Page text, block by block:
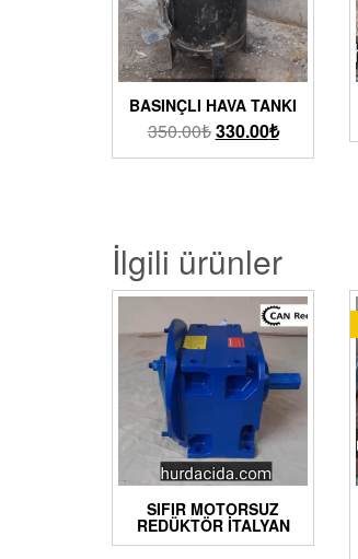
BASINÇLI HAVA TANKI
350.00₺330.00₺
İlgili ürünler
SIFIR MOTORSUZ
REDÜKTÖR İTALYAN